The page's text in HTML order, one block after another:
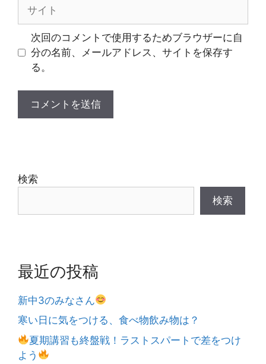
次回のコメントで使用するためブラウザーに自
分の名前、メールアドレス、サイトを保存す
る。
検索
検索
最近の投稿
新中3のみなさん
寒い日に気をつける、食べ物飲み物は？
夏期講習も終盤戦！ラストスパートで差をつけ
よう